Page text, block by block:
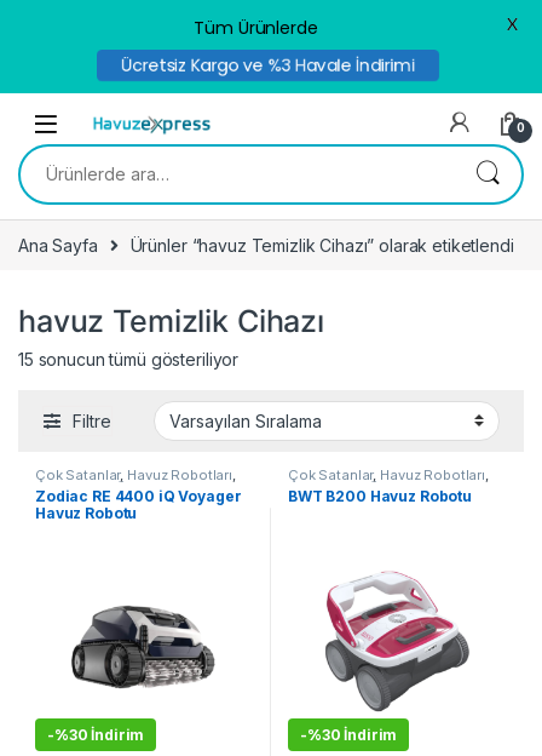
0
Ara:
Ana Sayfa Ürünler “havuz Temizlik Cihazı” olarak etiketlendi
havuz Temizlik Cihazı
15 sonucun tümü gösteriliyor
Filtre
Çok Satanlar, Havuz Robotları
Kampanyalı Ürünler ,Zodiac
Havuz Robotları
Zodiac RE 4400 iQ Voyager
Havuz Robotu
-%30 İndirim
Çok Satanlar, Havuz Robotları
Kampanyalı Ürünler
BWT B200 Havuz Robotu
-%30 İndirim
Tüm Ürünlerde
Ücretsiz Kargo ve %3 Havale İndirimi
X